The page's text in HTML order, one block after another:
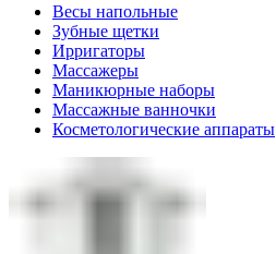
Весы напольные
Зубные щетки
Ирригаторы
Массажеры
Маникюрные наборы
Массажные ванночки
Косметологические аппараты